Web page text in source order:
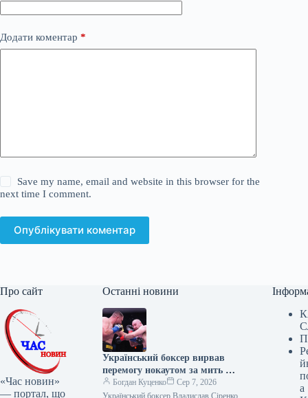
Додати коментар *
Save my name, email and website in this browser for the
next time I comment.
Опублікувати коментар
Про сайт
«Час новин»
— портал, що
Останні новини
Український боксер вирвав
перемогу нокаутом за мить до
фінального гонгу
Богдан Куценко
Сер 7, 2026
Український боксер Владислав Сіренко
а